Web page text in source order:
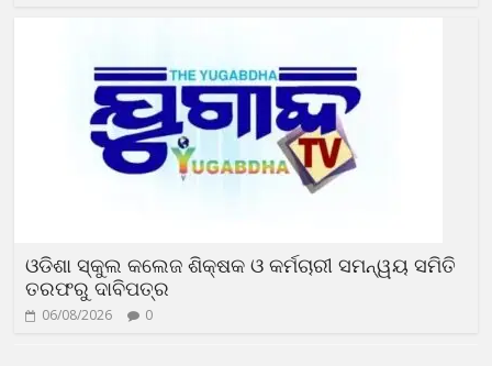
ଓଡିଶା ସ୍କୁଲ କଲେଜ ଶିକ୍ଷକ ଓ କର୍ମଚାରୀ ସମନ୍ୱୟ ସମିତି
ତରଫରୁ ଦାବିପତ୍ର
06/08/2026 0